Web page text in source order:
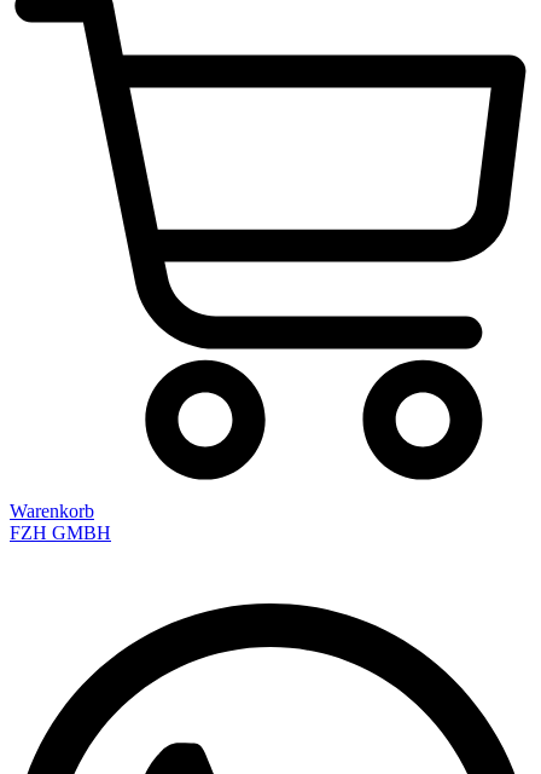
Warenkorb
FZH GMBH